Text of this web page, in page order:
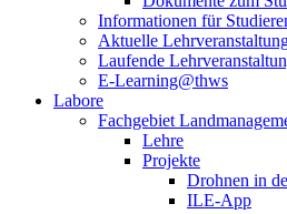
Informationen für
Aktuelle
Laufende
E-Learning@thws
Labore
Fachgebiet
Lehre
Projekte
Drohnen in
ILE-App